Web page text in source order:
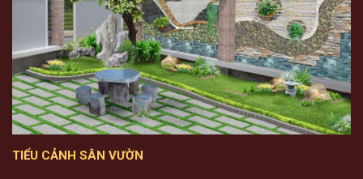
TIỂU CẢNH SÂN VƯỜN